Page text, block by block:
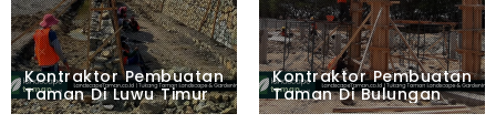
Kontraktor Pembuatan
Taman Di Luwu Timur
Kontraktor Pembuatan
Taman Di Bulungan